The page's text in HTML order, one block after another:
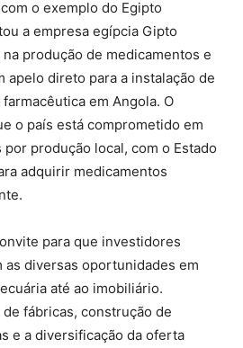
o exemplo do Egipto
a empresa egípcia Gipto
produção de medicamentos e
apelo direto para a instalação de
em Angola. O
o país está comprometido em
produção local, com o Estado
adquirir medicamentos
para que investidores
diversas oportunidades em
até ao imobiliário.
fábricas, construção de
e a diversificação da oferta